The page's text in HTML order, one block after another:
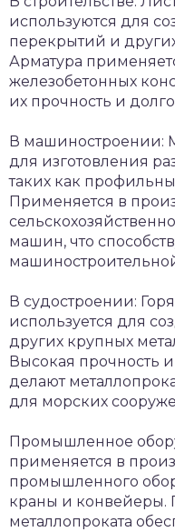
используются для
перекрытий и
Арматура
железобетонных
их прочность и
В машиностроении:
для изготовления
таких как
Применяется в
машин, что
В судостроении:
используется для
других крупных
Высокая прочность
делают
для морских
Промышленное
применяется в
промышленного
краны и конвейеры.
металлопроката